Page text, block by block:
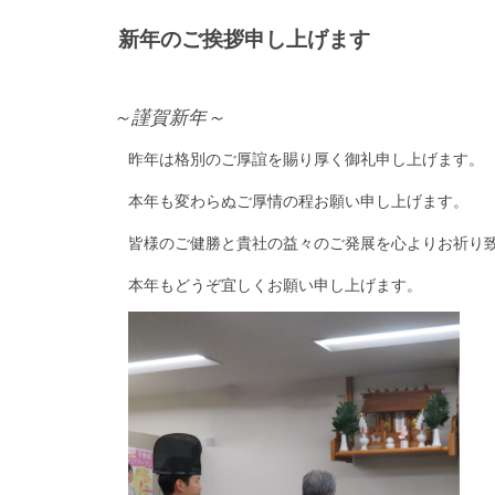
新年のご挨拶申し上げます
～謹賀新年～
昨年は格別のご厚誼を賜り厚く御礼申し上げます。
本年も変わらぬご厚情の程お願い申し上げます。
皆様のご健勝と貴社の益々のご発展を心よりお祈り
本年もどうぞ宜しくお願い申し上げます。